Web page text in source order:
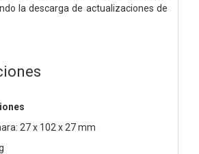
la descarga de actualizaciones de
27 x 102 x 27 mm